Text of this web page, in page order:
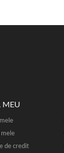
MEU
mele
de credit